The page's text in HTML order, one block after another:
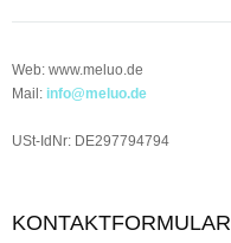
Web: www.meluo.de
Mail: info@meluo.de
USt-IdNr: DE297794794
KONTAKTFORMULAR